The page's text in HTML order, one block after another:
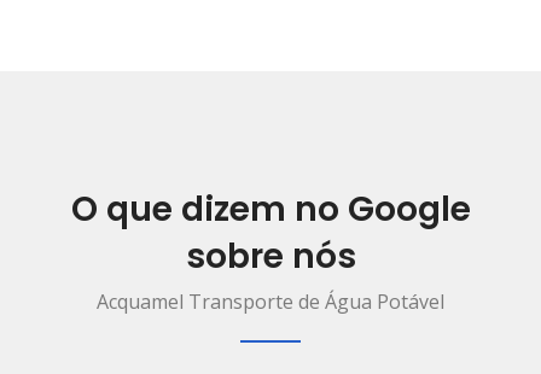
O que dizem no Google
sobre nós
Acquamel Transporte de Água Potável